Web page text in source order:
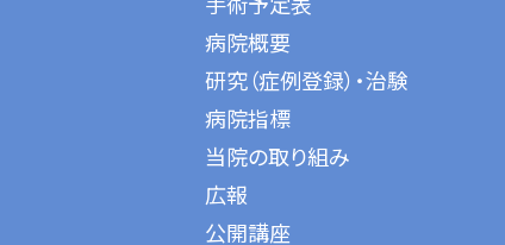
病院概要
研究（症例登録）・治験
病院指標
当院の取り組み
広報
公開講座